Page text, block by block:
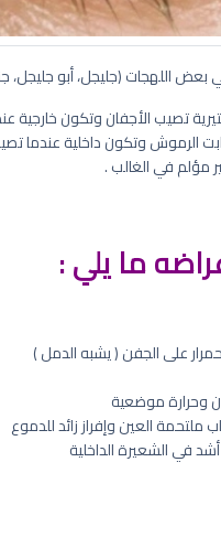
اللهجات (جليجل، أبو جليجل،
تصيب الأجفان وتكون خارجية
الرموش وتكون داخلية عندما
في الغالب .
ما يلي :
على الجفن ( يشبه الدمل )
وحرارة موضعية
ملتحمة العين وإفراز زائد للدموع
في الشعيرة الداخلية